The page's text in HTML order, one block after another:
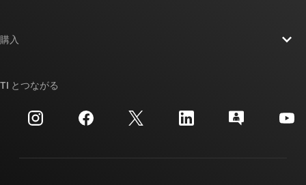
投資家向け情報
製造
クロスリファレンス検索
カスタマー・サポート・センター
購入
ご注文に関する FAQ
TI とつながる